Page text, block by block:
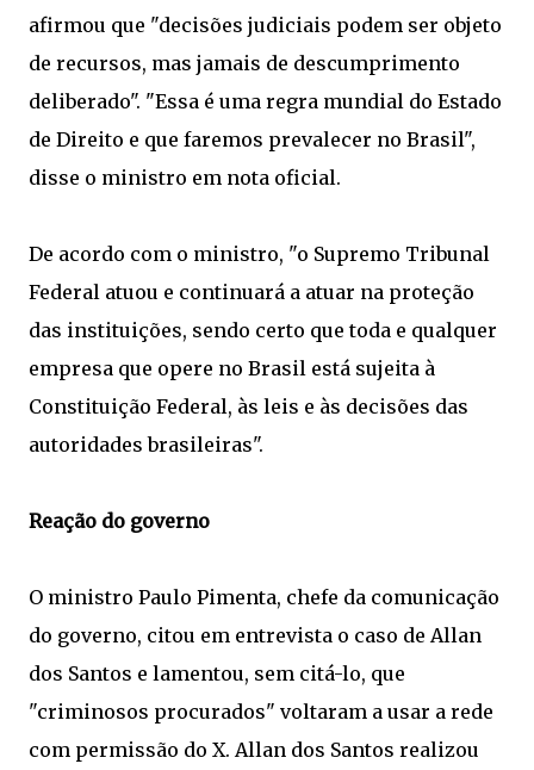
afirmou que "decisões judiciais podem ser objeto
de recursos, mas jamais de descumprimento
deliberado". "Essa é uma regra mundial do Estado
de Direito e que faremos prevalecer no Brasil",
disse o ministro em nota oficial.
De acordo com o ministro, "o Supremo Tribunal
Federal atuou e continuará a atuar na proteção
das instituições, sendo certo que toda e qualquer
empresa que opere no Brasil está sujeita à
Constituição Federal, às leis e às decisões das
autoridades brasileiras".
Reação do governo
O ministro Paulo Pimenta, chefe da comunicação
do governo, citou em entrevista o caso de Allan
dos Santos e lamentou, sem citá-lo, que
"criminosos procurados" voltaram a usar a rede
com permissão do X. Allan dos Santos realizou